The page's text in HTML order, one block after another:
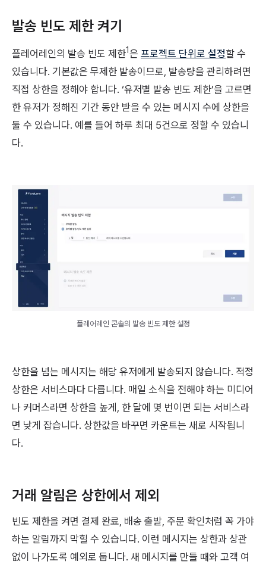
발송 빈도 제한 켜기
플레어레인의 발송 빈도 제한1은 프로젝트 단위로 설정할 수
있습니다. 기본값은 무제한 발송이므로, 발송량을 관리하려면
직접 상한을 정해야 합니다. ‘유저별 발송 빈도 제한’을 고르면
한 유저가 정해진 기간 동안 받을 수 있는 메시지 수에 상한을
둘 수 있습니다. 예를 들어 하루 최대 5건으로 정할 수 있습니
다.
플레어레인 콘솔의 발송 빈도 제한 설정
상한을 넘는 메시지는 해당 유저에게 발송되지 않습니다. 적정
상한은 서비스마다 다릅니다. 매일 소식을 전해야 하는 미디어
나 커머스라면 상한을 높게, 한 달에 몇 번이면 되는 서비스라
면 낮게 잡습니다. 상한값을 바꾸면 카운트는 새로 시작됩니
다.
거래 알림은 상한에서 제외
빈도 제한을 켜면 결제 완료, 배송 출발, 주문 확인처럼 꼭 가야
하는 알림까지 막힐 수 있습니다. 이런 메시지는 상한과 상관
없이 나가도록 예외로 둡니다. 새 메시지를 만들 때와 고객 여